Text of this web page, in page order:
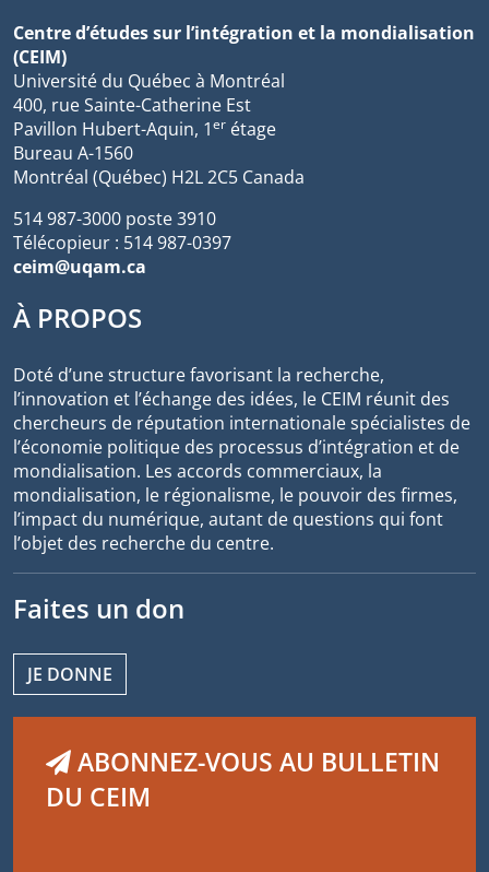
Centre d’études sur l’intégration et la mondialisation
(CEIM)
Université du Québec à Montréal
400, rue Sainte-Catherine Est
Pavillon Hubert-Aquin, 1er étage
Bureau A-1560
Montréal (Québec) H2L 2C5 Canada
514 987-3000 poste 3910
Télécopieur : 514 987-0397
ceim@uqam.ca
À PROPOS
Doté d’une structure favorisant la recherche,
l’innovation et l’échange des idées, le CEIM réunit des
chercheurs de réputation internationale spécialistes de
l’économie politique des processus d’intégration et de
mondialisation. Les accords commerciaux, la
mondialisation, le régionalisme, le pouvoir des firmes,
l’impact du numérique, autant de questions qui font
l’objet des recherche du centre.
Faites un don
JE DONNE
ABONNEZ-VOUS AU BULLETIN
DU CEIM